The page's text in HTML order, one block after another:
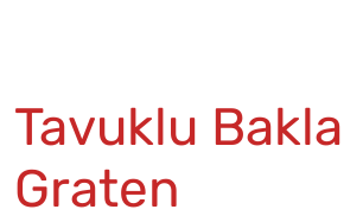
Tavuklu Bakla
Graten